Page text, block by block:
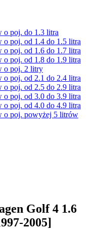
o poj. do 1.3 litra
poj. od 1.4 do 1.5 litra
poj. od 1.6 do 1.7 litra
poj. od 1.8 do 1.9 litra
o poj. 2 litry
poj. od 2.1 do 2.4 litra
poj. od 2.5 do 2.9 litra
poj. od 3.0 do 3.9 litra
poj. od 4.0 do 4.9 litra
o poj. powyżej 5 litrów
Golf 4 1.6
2005]